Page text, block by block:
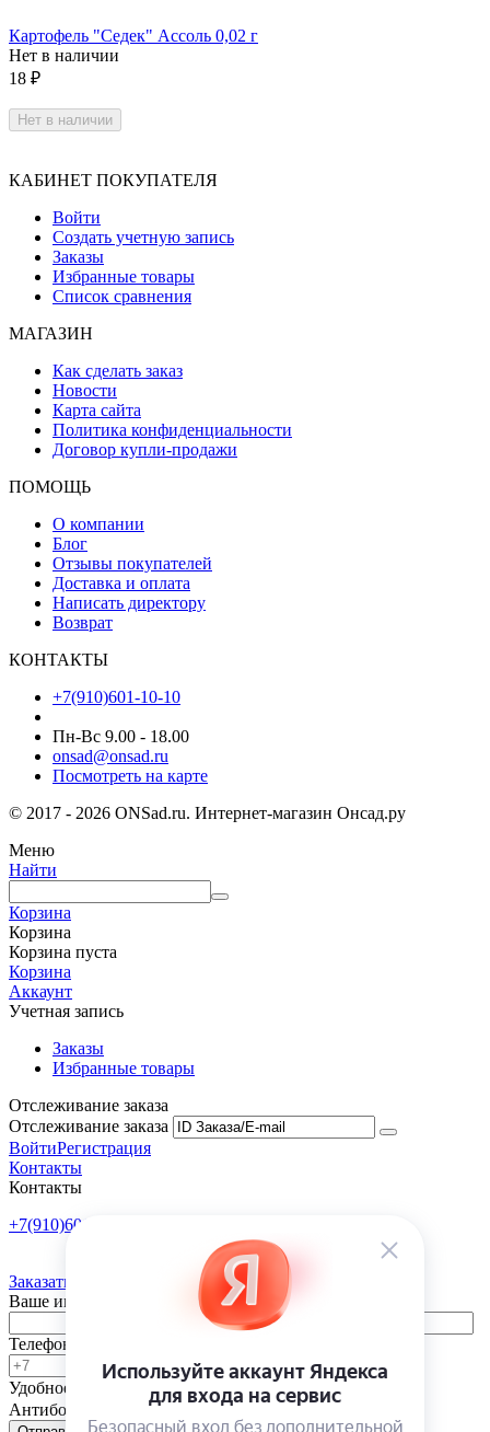
Картофель "Седек" Ассоль 0,02 г
Нет в наличии
18 ₽
Нет в наличии
КАБИНЕТ ПОКУПАТЕЛЯ
Войти
Создать учетную запись
Заказы
Избранные товары
Список сравнения
МАГАЗИН
Как сделать заказ
Новости
Карта сайта
Политика конфиденциальности
Договор купли-продажи
ПОМОЩЬ
О компании
Блог
Отзывы покупателей
Доставка и оплата
Написать директору
Возврат
КОНТАКТЫ
+7(910)601-10-10
Пн-Вс 9.00 - 18.00
onsad@onsad.ru
Посмотреть на карте
© 2017 - 2026 ONSad.ru. Интернет-магазин Онсад.ру
Меню
Найти
Корзина
Корзина
Корзина пуста
Корзина
Аккаунт
Учетная запись
Заказы
Избранные товары
Отслеживание заказа
Отслеживание заказа
ВойтиРегистрация
Контакты
Контакты
+7(910)601-10-10
Заказать обратный звонок
Ваше имя
Телефон
Удобное время
-
Антибот